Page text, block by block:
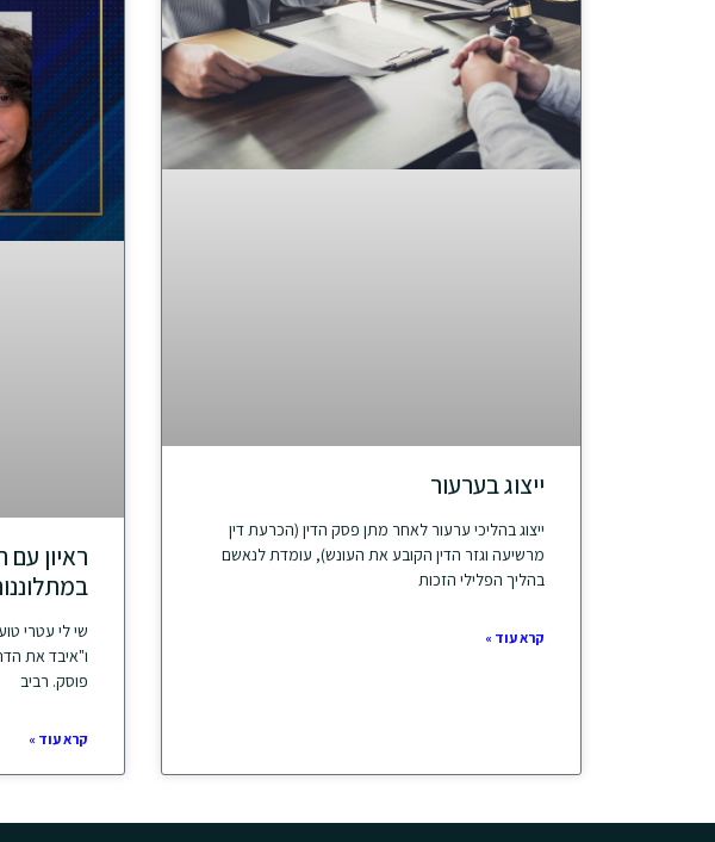
ייצוג בערעור
ייצוג בהליכי ערעור לאחר מתן פסק הדין (הכרעת דין
מרשיעה וגזר הדין הקובע את העונש), עומדת לנאשם
בהליך הפלילי הזכות
קרא עוד »
ראיון
שי לי עטרי
ו"איבד את
פוסק. רביב
קרא עוד »